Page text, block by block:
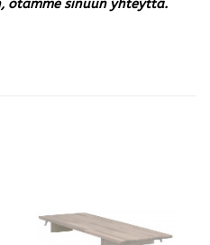
otamme sinuun yhteyttä.